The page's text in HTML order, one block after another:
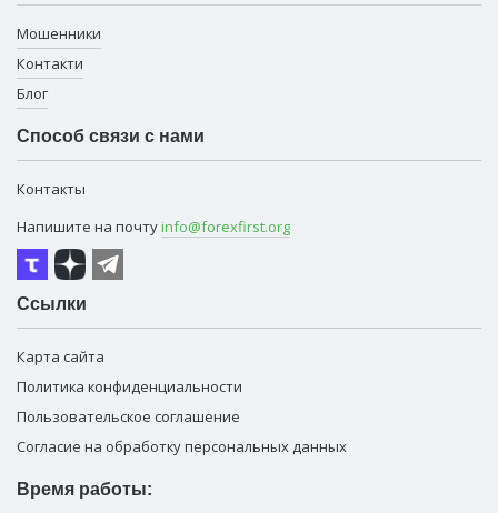
Мошенники
Контакти
Блог
Способ связи с нами
Контакты
Напишите на почту info@forexfirst.org
Ссылки
Карта сайта
Политика конфиденциальности
Пользовательское соглашение
Согласие на обработку персональных данных
Время работы: